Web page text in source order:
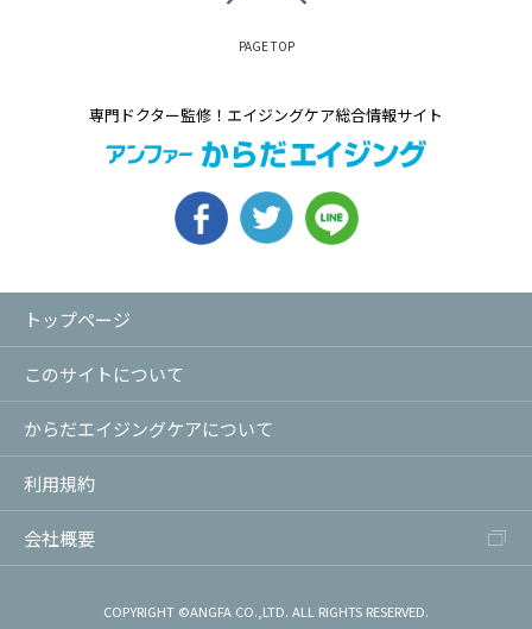
PAGE TOP
専門ドクター監修！エイジングケア総合情報サイト
トップページ
このサイトについて
からだエイジングケアについて
利用規約
会社概要
COPYRIGHT ©ANGFA CO.,LTD. ALL RIGHTS RESERVED.